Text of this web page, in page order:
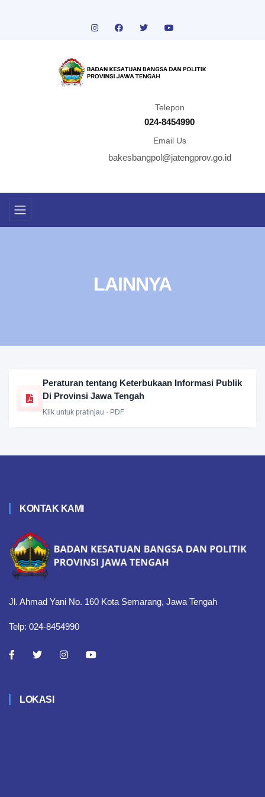
Telepon
024-8454990
Email Us
bakesbangpol@jatengprov.go.id
LAINNYA
Peraturan tentang Keterbukaan Informasi Publik
Di Provinsi Jawa Tengah
Klik untuk pratinjau · PDF
KONTAK KAMI
Jl. Ahmad Yani No. 160 Kota Semarang, Jawa Tengah
Telp: 024-8454990
LOKASI